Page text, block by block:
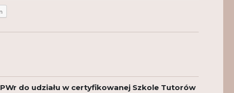
do udziału w certyfikowanej Szkole Tutorów